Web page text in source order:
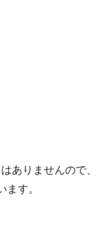
ありませんので
す。